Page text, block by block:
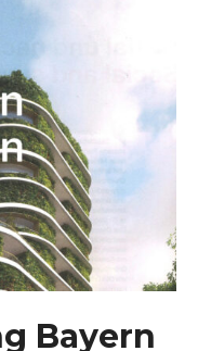
Bayern